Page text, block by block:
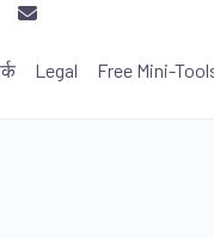
Legal Free Mini-